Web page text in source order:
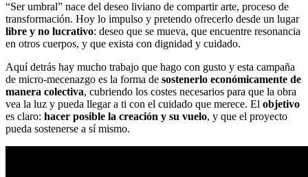
“Ser umbral” nace del deseo liviano de compartir arte, proceso de
transformación. Hoy lo impulso y pretendo ofrecerlo desde un lugar
libre y no lucrativo: deseo que se mueva, que encuentre resonancia
en otros cuerpos, y que exista con dignidad y cuidado.
Aquí detrás hay mucho trabajo que hago con gusto y esta campaña
de micro-mecenazgo es la forma de sostenerlo económicamente de
manera colectiva, cubriendo los costes necesarios para que la obra
vea la luz y pueda llegar a ti con el cuidado que merece. El objetivo
es claro: hacer posible la creación y su vuelo, y que el proyecto
pueda sostenerse a sí mismo.